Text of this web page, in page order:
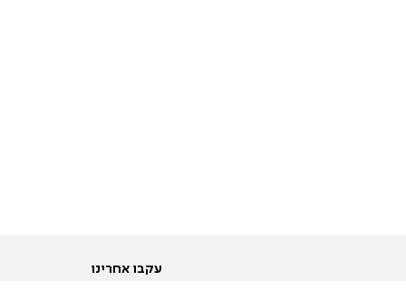
עקבו אחרינו